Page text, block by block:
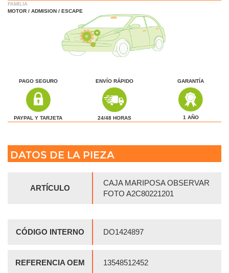
FAMILIA
MOTOR / ADMISION / ESCAPE
PAGO SEGURO
PAYPAL Y TARJETA
ENVÍO RÁPIDO
24/48 HORAS
GARANTÍA
1 AÑO
DATOS DE LA PIEZA
ARTÍCULO
CAJA MARIPOSA OBSERVAR
FOTO A2C80221201
CÓDIGO INTERNO DO1424897
REFERENCIA OEM 13548512452